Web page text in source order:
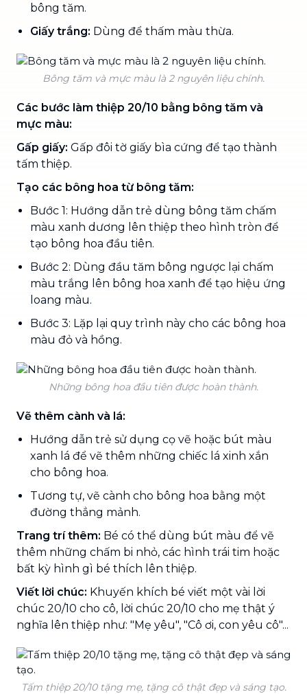
bông tăm.
Giấy trắng: Dùng để thấm màu thừa.
Bông tăm và mực màu là 2 nguyên liệu chính.
Các bước làm thiệp 20/10 bằng bông tăm và
mực màu:
Gấp giấy: Gấp đôi tờ giấy bìa cứng để tạo thành
tấm thiệp.
Tạo các bông hoa từ bông tăm:
Bước 1: Hướng dẫn trẻ dùng bông tăm chấm
màu xanh dương lên thiệp theo hình tròn để
tạo bông hoa đầu tiên.
Bước 2: Dùng đầu tăm bông ngược lại chấm
màu trắng lên bông hoa xanh để tạo hiệu ứng
loang màu.
Bước 3: Lặp lại quy trình này cho các bông hoa
màu đỏ và hồng.
Những bông hoa đầu tiên được hoàn thành.
Vẽ thêm cành và lá:
Hướng dẫn trẻ sử dụng cọ vẽ hoặc bút màu
xanh lá để vẽ thêm những chiếc lá xinh xắn
cho bông hoa.
Tương tự, vẽ cành cho bông hoa bằng một
đường thẳng mảnh.
Trang trí thêm: Bé có thể dùng bút màu để vẽ
thêm những chấm bi nhỏ, các hình trái tim hoặc
bất kỳ hình gì bé thích lên thiệp.
Viết lời chúc: Khuyến khích bé viết một vài lời
chúc 20/10 cho cô, lời chúc 20/10 cho mẹ thật ý
nghĩa lên thiệp như: "Mẹ yêu", "Cô ơi, con yêu cô"...
Tấm thiệp 20/10 tặng mẹ, tặng cô thật đẹp và sáng tạo.